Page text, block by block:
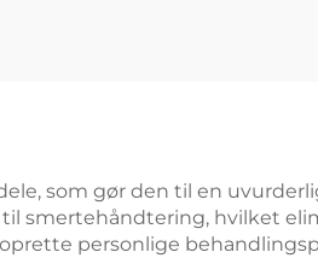
som gør den til en
smertehåndtering, hvilket
personlige